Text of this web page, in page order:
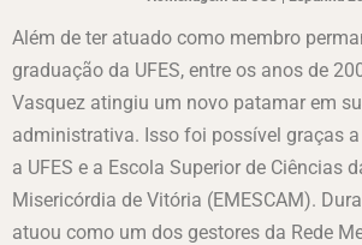
Além de ter atuado como membro
graduação da UFES, entre os anos de
Vasquez atingiu um novo patamar em
administrativa. Isso foi possível graças
a UFES e a Escola Superior de Ciências
Misericórdia de Vitória (EMESCAM).
atuou como um dos gestores da Rede